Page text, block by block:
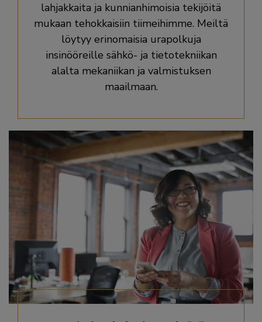
lahjakkaita ja kunnianhimoisia tekijöitä
mukaan tehokkaisiin tiimeihimme. Meiltä
löytyy erinomaisia urapolkuja
insinööreille sähkö- ja tietotekniikan
alalta mekaniikan ja valmistuksen
maailmaan.